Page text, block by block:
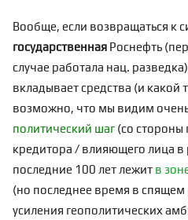
Вообще, если возвращаться к
государственная Роснефть
случае работала нац. разведка)
вкладывает средства (и какой
возможно, что мы видим
политический шаг (со стороны
кредитора / влияющего лица в
последние 100 лет лежит в
(но последнее время в
усиления геополитических